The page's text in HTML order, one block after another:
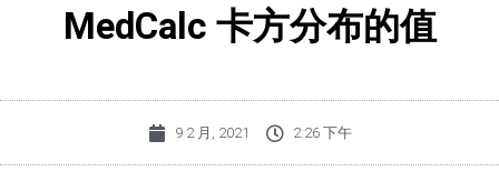
MedCalc 卡方分布的值
9 2 月, 2021 2:26 下午